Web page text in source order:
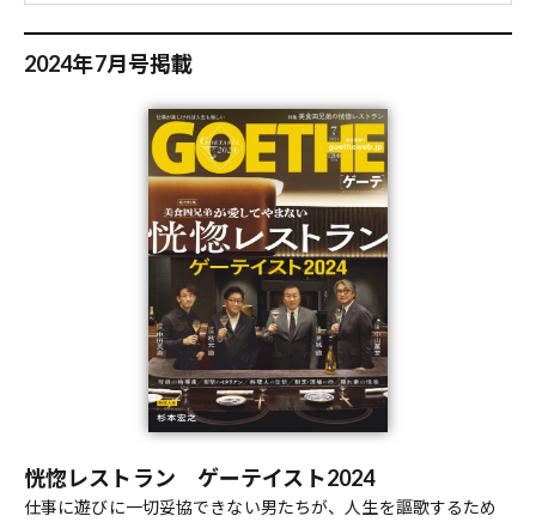
2024年7月号掲載
恍惚レストラン ゲーテイスト2024
仕事に遊びに一切妥協できない男たちが、人生を謳歌するため